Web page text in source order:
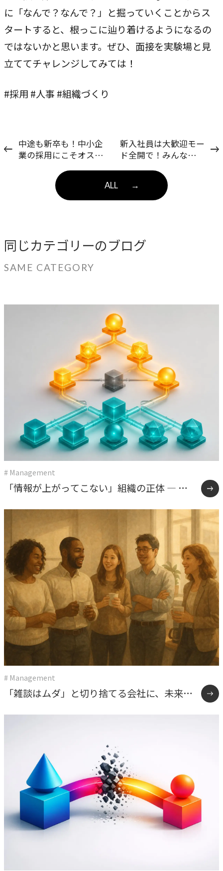
に「なんで？なんで？」と掘っていくことからス
タートすると、根っこに辿り着けるようになるの
ではないかと思います。ぜひ、面接を実験場と見
立ててチャレンジしてみては！
#採用 #人事 #組織づくり
中途も新卒も！中小企
業の採用にこそオスス
ALL →
新入社員は大歓迎モー
ド全開で！みんなで取
同じカテゴリーのブログ
SAME CATEGORY
# Management
「情報が上がってこない」組織の正体 ― 権
限委譲と雑談が教えてくれたこと
# Management
「雑談はムダ」と切り捨てる会社に、未来は
ない。うちが報連相を”効率化の手段”にしな